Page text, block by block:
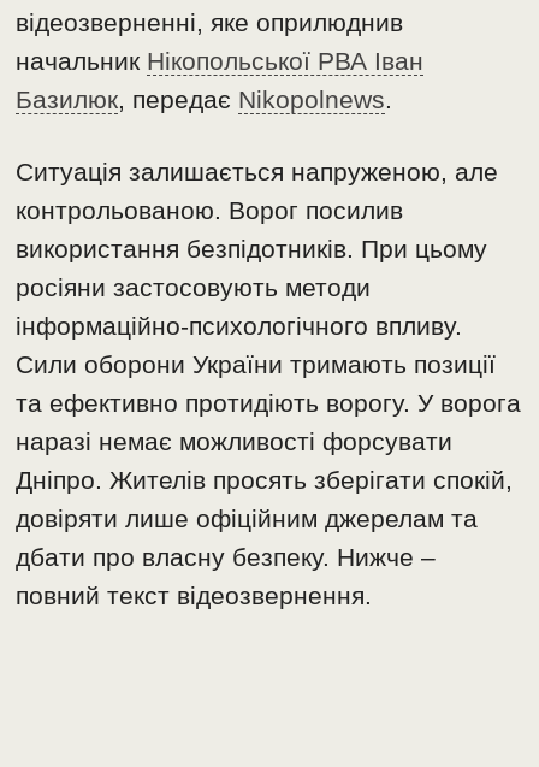
відеозверненні, яке оприлюднив
начальник Нікопольської РВА Іван
Базилюк, передає Nikopolnews.
Ситуація залишається напруженою, але
контрольованою. Ворог посилив
використання безпідотників. При цьому
росіяни застосовують методи
інформаційно-психологічного впливу.
Сили оборони України тримають позиції
та ефективно протидіють ворогу. У ворога
наразі немає можливості форсувати
Дніпро. Жителів просять зберігати спокій,
довіряти лише офіційним джерелам та
дбати про власну безпеку. Нижче –
повний текст відеозвернення.